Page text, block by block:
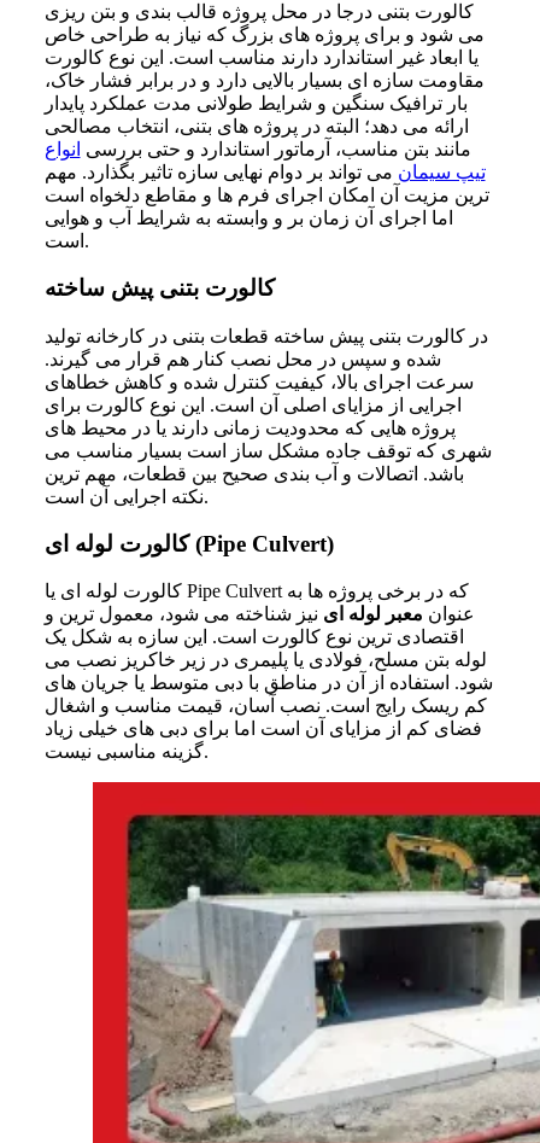
کالورت بتنی درجا در محل پروژه قالب بندی و بتن ریزی
می شود و برای پروژه های بزرگ که نیاز به طراحی خاص
یا ابعاد غیر استاندارد دارند مناسب است. این نوع کالورت
مقاومت سازه ای بسیار بالایی دارد و در برابر فشار خاک،
بار ترافیک سنگین و شرایط طولانی مدت عملکرد پایدار
ارائه می دهد؛ البته در پروژه های بتنی، انتخاب مصالحی
مانند بتن مناسب، آرماتور استاندارد و حتی بررسی انواع
تیپ سیمان می تواند بر دوام نهایی سازه تاثیر بگذارد. مهم
ترین مزیت آن امکان اجرای فرم ها و مقاطع دلخواه است
اما اجرای آن زمان بر و وابسته به شرایط آب و هوایی
است.
کالورت بتنی پیش ساخته
در کالورت بتنی پیش ساخته قطعات بتنی در کارخانه تولید
شده و سپس در محل نصب کنار هم قرار می گیرند.
سرعت اجرای بالا، کیفیت کنترل شده و کاهش خطاهای
اجرایی از مزایای اصلی آن است. این نوع کالورت برای
پروژه هایی که محدودیت زمانی دارند یا در محیط های
شهری که توقف جاده مشکل ساز است بسیار مناسب می
باشد. اتصالات و آب بندی صحیح بین قطعات، مهم ترین
نکته اجرایی آن است.
کالورت لوله ای (Pipe Culvert)
کالورت لوله ای یا Pipe Culvert که در برخی پروژه ها به
عنوان معبر لوله ای نیز شناخته می شود، معمول ترین و
اقتصادی ترین نوع کالورت است. این سازه به شکل یک
لوله بتن مسلح، فولادی یا پلیمری در زیر خاکریز نصب می
شود. استفاده از آن در مناطق با دبی متوسط یا جریان های
کم ریسک رایج است. نصب آسان، قیمت مناسب و اشغال
فضای کم از مزایای آن است اما برای دبی های خیلی زیاد
گزینه مناسبی نیست.